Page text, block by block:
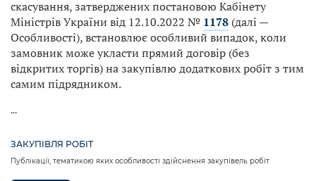
скасування, затверджених постановою Кабінету
Міністрів України від 12.10.2022 № 1178 (далі —
Особливості), встановлює особливий випадок, коли
замовник може укласти прямий договір (без
відкритих торгів) на закупівлю додаткових робіт з тим
самим підрядником.
...
ЗАКУПІВЛЯ РОБІТ
Публікації, тематикою яких особливості здійснення закупівель робіт